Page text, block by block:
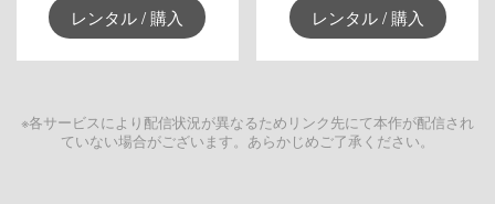
レンタル / 購入 レンタル / 購入
※各サービスにより配信状況が異なるためリンク先にて本作が配信され
ていない場合がございます。あらかじめご了承ください。